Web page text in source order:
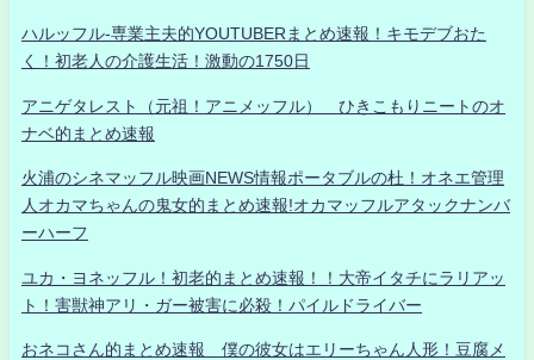
ハルッフル-専業主夫的YOUTUBERまとめ速報！キモデブおた
く！初老人の介護生活！激動の1750日
アニゲタレスト（元祖！アニメッフル） ひきこもりニートのオ
ナベ的まとめ速報
火浦のシネマッフル映画NEWS情報ポータブルの杜！オネエ管理
人オカマちゃんの鬼女的まとめ速報!オカマッフルアタックナンバ
ーハーフ
ユカ・ヨネッフル！初老的まとめ速報！！大帝イタチにラリアッ
ト！害獣神アリ・ガー被害に必殺！パイルドライバー
おネコさん的まとめ速報 僕の彼女はエリーちゃん人形！豆腐メ